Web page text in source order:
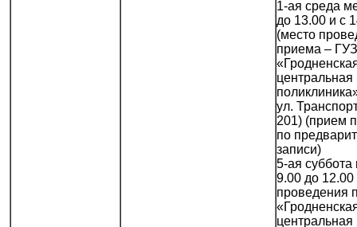
1-ая среда
до 13.00 и с
(место
приема – ГУЗ
центральная
ул.
201) (прием
по
записи)
5-ая суббота
9.00 до 12.00
проведения
центральная